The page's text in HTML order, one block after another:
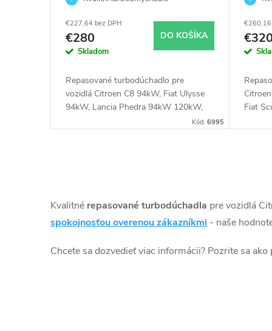
o
k
o
v
€227,64 bez DPH
€280
Skladom
DO KOŠÍKA
Repasované turbodúchadlo pre
vozidlá Citroen C8 94kW, Fiat Ulysse
94kW, Lancia Phedra 94kW 120kW,
Kód:6995
€260,16
Fiat
v
l
á
Kvalitné repasované turbodúchadla pre vozidlá
spokojnosťou overenou zákazníkmi - naše
Chcete sa dozvedieť viac informácii? Pozrite sa